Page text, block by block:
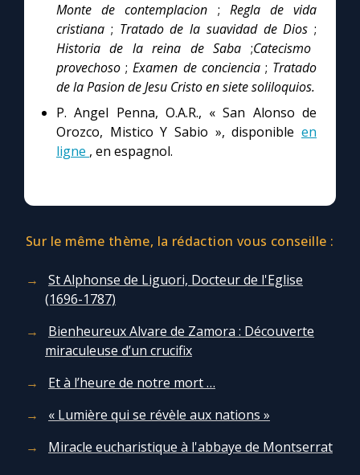
Monte de contemplacion ; Regla de vida
cristiana ; Tratado de la suavidad de Dios ;
Historia de la reina de Saba ;Catecismo
provechoso ; Examen de conciencia; Tratado
de la Pasion de Jesu Cristo en siete soliloquios.
P. Angel Penna, O.A.R., « San Alonso de
Orozco, Mistico Y Sabio », disponible en
ligne , en espagnol.
Sur le même thème, la rédaction vous conseille :
St Alphonse de Liguori, Docteur de l'Eglise
(1696-1787)
Bienheureux Alvare de Zamora : Découverte
miraculeuse d’un crucifix
Et à l’heure de notre mort …
« Lumière qui se révèle aux nations »
Miracle eucharistique à l'abbaye de Montserrat